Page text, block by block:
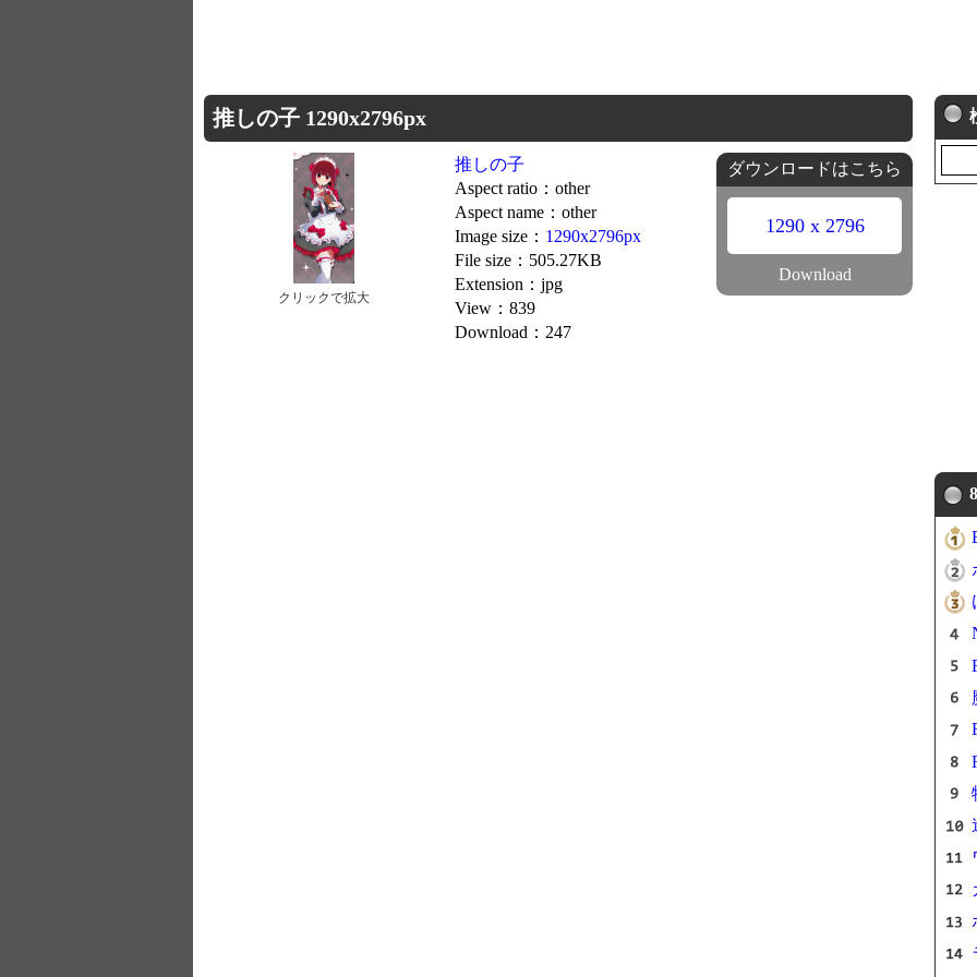
推しの子 1290x2796px
クリックで拡大
推しの子
Aspect ratio：other
Aspect name：other
Image size： 1290x2796px
File size：505.27KB
Extension：jpg
View：839
Download：247
ダウンロードはこちら
1290 x 2796
Download